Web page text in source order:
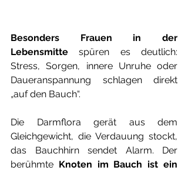
Besonders Frauen in der
Lebensmitte spüren es deutlich:
Stress, Sorgen, innere Unruhe oder
Daueranspannung schlagen direkt
„auf den Bauch“.
Die Darmflora gerät aus dem
Gleichgewicht, die Verdauung stockt,
das Bauchhirn sendet Alarm. Der
berühmte Knoten im Bauch ist ein